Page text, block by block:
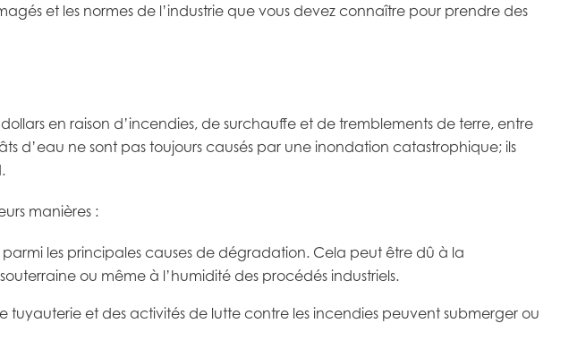
et les normes de l’industrie que vous devez connaître pour prendre des
en raison d’incendies, de surchauffe et de tremblements de terre, entre
d’eau ne sont pas toujours causés par une inondation catastrophique; ils
manières :
les principales causes de dégradation. Cela peut être dû à la
ou même à l’humidité des procédés industriels.
tuyauterie et des activités de lutte contre les incendies peuvent submerger ou